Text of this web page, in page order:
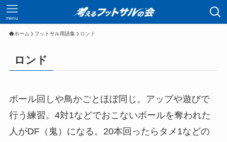
menu
ホーム フットサル用語集 ロンド
ロンド
ボール回しや鳥かごとほぼ同じ。アップや遊びで
行う練習。4対1などでおこないボールを奪われた
人がDF（鬼）になる。20本回ったらタメ1などの